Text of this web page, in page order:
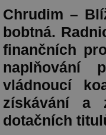
Chrudim –
bobtná.
finančních
naplňování
vládnoucí
získávání a
dotačních